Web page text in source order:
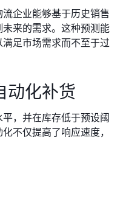
企业能够基于历史销售
来的需求。这种预测能
足市场需求而不至于过
动化补货
，并在库存低于预设阈
不仅提高了响应速度，